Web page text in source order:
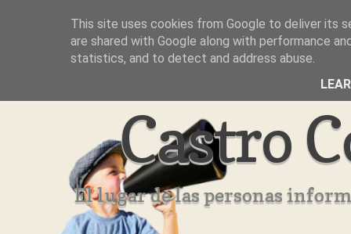
Inicio Aviso Legal Quienes Somos ??
Castro
El lugar de las personas
This site uses cookies from Google to deliver its
are shared with Google along with performance
statistics, and to detect and address abuse.